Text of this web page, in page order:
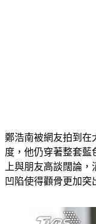
度，他仍穿著整套藍
上與朋友高談闊論，
凹陷使得顴骨更加突